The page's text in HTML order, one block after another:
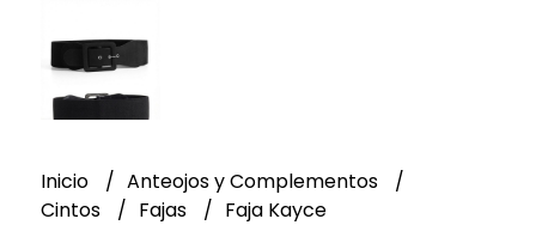
Inicio
Anteojos y Complementos
Cintos
Fajas Faja Kayce